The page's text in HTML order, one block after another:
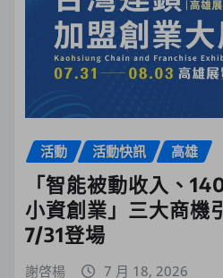
活動 活動快訊 高雄
「智能被動收入、
小資創業」三大商機
7/31登場
謝啓楊 7 月 18, 2026